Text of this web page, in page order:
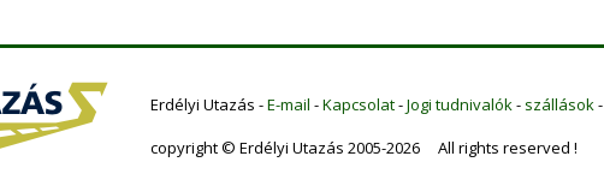
Erdélyi Utazás -E-mail -Kapcsolat-Jogi tudnivalók- szállások-
copyright © Erdélyi Utazás 2005-2026 All rights reserved !